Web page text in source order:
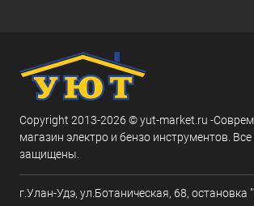
Copyright 2013-2026 © yut-market.ru -
магазин электро и бензо инструментов.
защищены.
г.Улан-Удэ, ул.Ботаническая, 68,